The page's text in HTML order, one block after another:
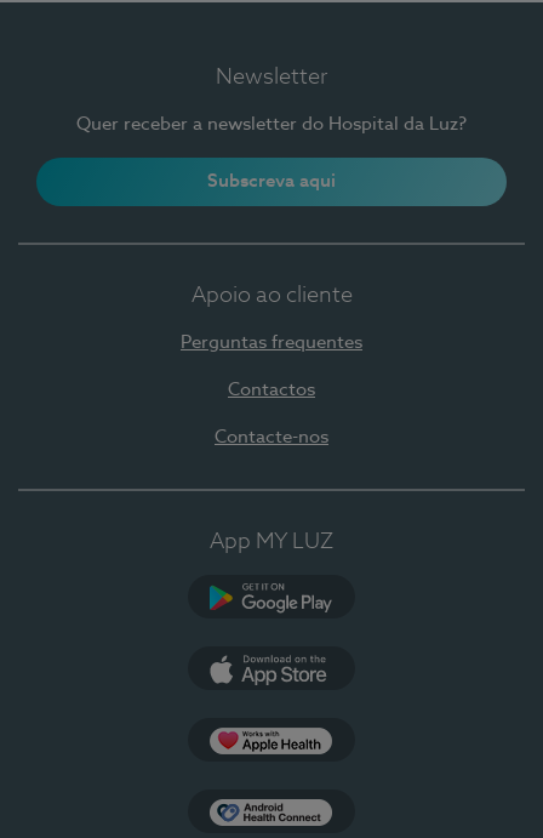
Newsletter
Quer receber a newsletter do Hospital da Luz?
Subscreva aqui
Apoio ao cliente
Perguntas frequentes
Contactos
Contacte-nos
App MY LUZ